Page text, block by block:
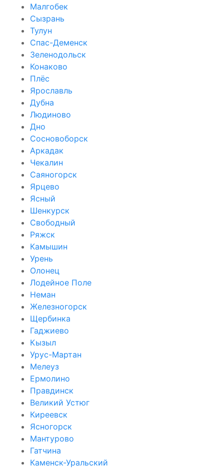
Малгобек
Сызрань
Тулун
Спас-Деменск
Зеленодольск
Конаково
Плёс
Ярославль
Дубна
Людиново
Дно
Сосновоборск
Аркадак
Чекалин
Саяногорск
Ярцево
Ясный
Шенкурск
Свободный
Ряжск
Камышин
Урень
Олонец
Лодейное Поле
Неман
Железногорск
Щербинка
Гаджиево
Кызыл
Урус-Мартан
Мелеуз
Ермолино
Правдинск
Великий Устюг
Киреевск
Ясногорск
Мантурово
Гатчина
Каменск-Уральский